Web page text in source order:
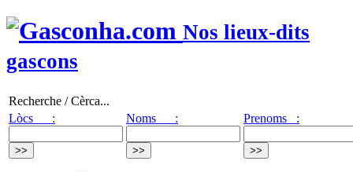
Nos lieux-dits
gascons
Recherche / Cèrca...
Lòcs :
Noms : Prenoms :